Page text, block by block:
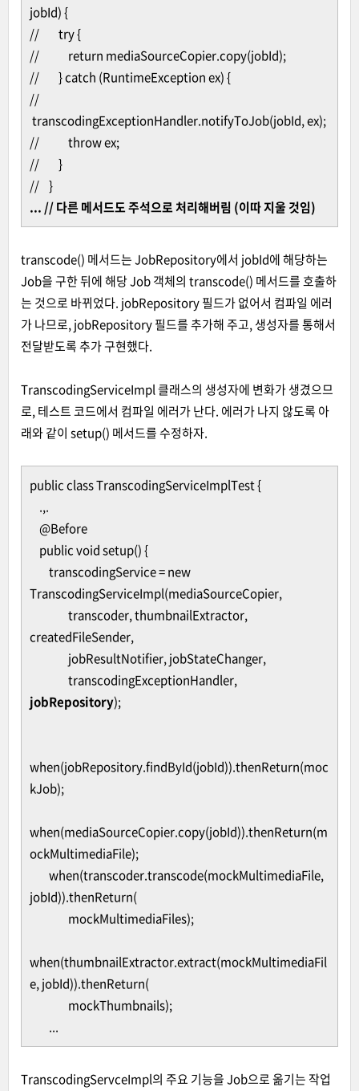
jobId) {
// try {
// return mediaSourceCopier.copy(jobId);
// } catch (RuntimeException ex) {
//
transcodingExceptionHandler.notifyToJob(jobId, ex);
// throw ex;
// }
// }
... // 다른 메서드도 주석으로 처리해버림 (이따 지울 것임)
transcode() 메서드는 JobRepository에서 jobId에 해당하는
Job을 구한 뒤에 해당 Job 객체의 transcode() 메서드를 호출하
는 것으로 바뀌었다. jobRepository 필드가 없어서 컴파일 에러
가 나므로, jobRepository 필드를 추가해 주고, 생성자를 통해서
전달받도록 추가 구현했다.
TranscodingServiceImpl 클래스의 생성자에 변화가 생겼으므
로, 테스트 코드에서 컴파일 에러가 난다. 에러가 나지 않도록 아
래와 같이 setup() 메서드를 수정하자.
public class TranscodingServiceImplTest {
.,.
@Before
public void setup() {
transcodingService = new
TranscodingServiceImpl(mediaSourceCopier,
transcoder, thumbnailExtractor,
createdFileSender,
jobResultNotifier, jobStateChanger,
transcodingExceptionHandler,
jobRepository);
when(jobRepository.findById(jobId)).thenReturn(moc
kJob);
when(mediaSourceCopier.copy(jobId)).thenReturn(m
ockMultimediaFile);
when(transcoder.transcode(mockMultimediaFile,
jobId)).thenReturn(
mockMultimediaFiles);
when(thumbnailExtractor.extract(mockMultimediaFil
e, jobId)).thenReturn(
mockThumbnails);
...
TranscodingServceImpl의 주요 기능을 Job으로 옮기는 작업